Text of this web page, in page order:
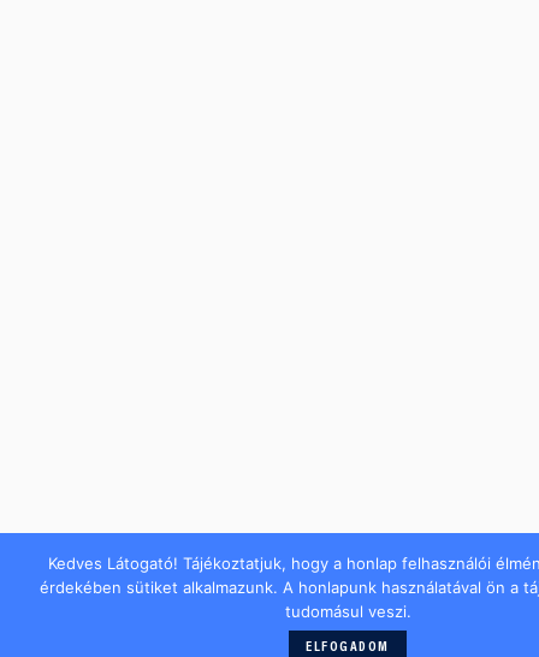
Kedves Látogató! Tájékoztatjuk, hogy a honlap felhasználói
érdekében sütiket alkalmazunk. A honlapunk használatával ön a
tudomásul veszi.
ELFOGADOM